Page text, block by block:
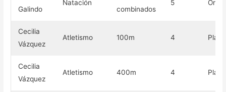
Galindo
Natación
combinados
5 Oro
Cecilia
Vázquez
Atletismo 100m 4 Plata
Cecilia
Vázquez
Atletismo 400m 4 Plata